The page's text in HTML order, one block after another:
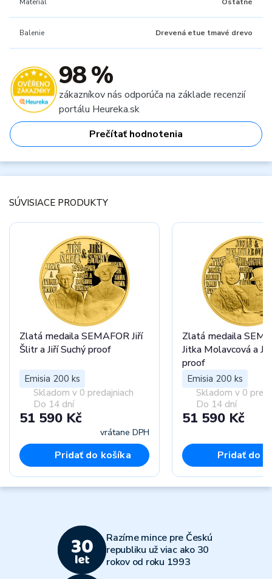
Balenie Drevená etue tmavé drevo
98 %
zákazníkov nás odporúča na základe recenzií
portálu Heureka.sk
Prečítať hodnotenia
SÚVISIACE PRODUKTY
Zlatá medaila SEMAFOR Jiří
Šlitr a Jiří Suchý proof
Emisia 200 ks
Skladom v 0 predajniach
Do 14 dní
51 590 Kč
vrátane DPH
Pridať do košíka
Zlatá medaila
Jitka Molavcová a
proof
Emisia 200 ks
Skladom v 0
Do 14 dní
51 590 Kč
Pridať do
Razíme mince pre Českú
republiku už viac ako 30
rokov od roku 1993